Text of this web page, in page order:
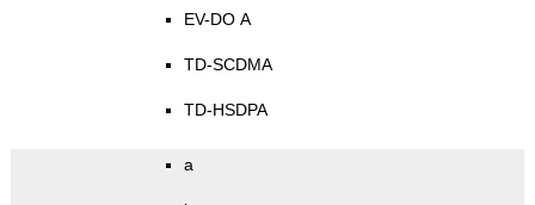
EV-DO A
TD-SCDMA
TD-HSDPA
a